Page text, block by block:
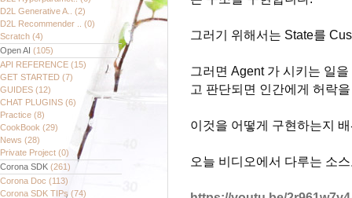
D2L Generative A.. (2)
D2L Recommender .. (0)
Scratch (4)
Open AI (105)
API REFERENCE (15)
GET STARTED (7)
GUIDES (12)
CHAT PLUGINS (6)
Practice (8)
CookBook (29)
News (28)
Private Project (0)
Corona SDK (261)
Corona Doc (113)
Corona SDK TIPs (74)
그러기 위해서는 State를
그러면 Agent 가 시키는 일
고 판단되면 인간에게 허락
이것을 어떻게 구현하는지
오늘 비디오에서 다루는 소